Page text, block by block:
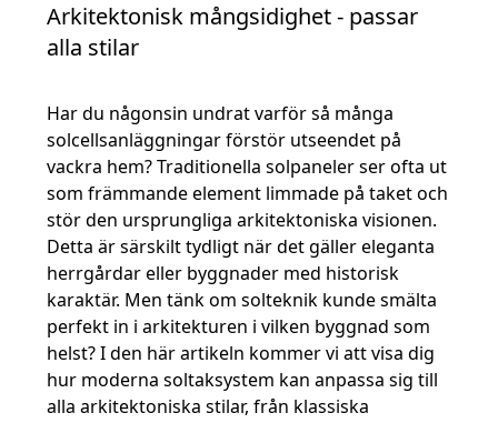
Arkitektonisk mångsidighet - passar
alla stilar
Har du någonsin undrat varför så många
solcellsanläggningar förstör utseendet på
vackra hem? Traditionella solpaneler ser ofta ut
som främmande element limmade på taket och
stör den ursprungliga arkitektoniska visionen.
Detta är särskilt tydligt när det gäller eleganta
herrgårdar eller byggnader med historisk
karaktär. Men tänk om solteknik kunde smälta
perfekt in i arkitekturen i vilken byggnad som
helst? I den här artikeln kommer vi att visa dig
hur moderna soltaksystem kan anpassa sig till
alla arkitektoniska stilar, från klassiska